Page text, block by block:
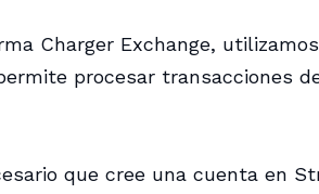
Charger Exchange,
procesar transacciones
que cree una cuenta en